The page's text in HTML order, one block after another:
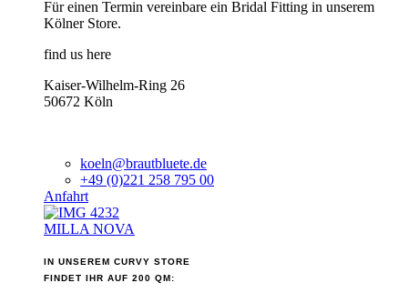
Für einen Termin vereinbare ein Bridal Fitting in unserem
Kölner Store.
find us here
Kaiser-Wilhelm-Ring 26
50672 Köln
koeln@brautbluete.de
+49 (0)221 258 795 00
Anfahrt
MILLA NOVA
IN UNSEREM CURVY STORE
FINDET IHR AUF 200 QM: